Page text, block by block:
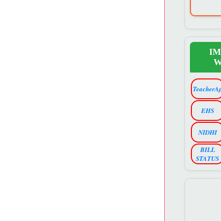
EHS
NIDHI
BILL
STATUS